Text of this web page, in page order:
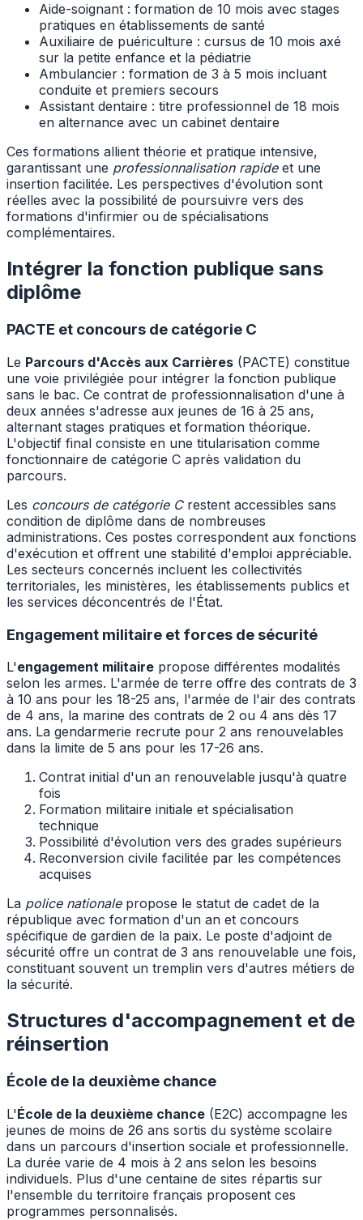
Aide-soignant : formation de 10 mois avec stages
pratiques en établissements de santé
Auxiliaire de puériculture : cursus de 10 mois axé
sur la petite enfance et la pédiatrie
Ambulancier : formation de 3 à 5 mois incluant
conduite et premiers secours
Assistant dentaire : titre professionnel de 18 mois
en alternance avec un cabinet dentaire
Ces formations allient théorie et pratique intensive,
garantissant une professionnalisation rapideet une
insertion facilitée. Les perspectives d'évolution sont
réelles avec la possibilité de poursuivre vers des
formations d'infirmier ou de spécialisations
complémentaires.
Intégrer la fonction publique sans
diplôme
PACTE et concours de catégorie C
Le Parcours d'Accès aux Carrières (PACTE) constitue
une voie privilégiée pour intégrer la fonction publique
sans le bac. Ce contrat de professionnalisation d'une à
deux années s'adresse aux jeunes de 16 à 25 ans,
alternant stages pratiques et formation théorique.
L'objectif final consiste en une titularisation comme
fonctionnaire de catégorie C après validation du
parcours.
Les concours de catégorie Crestent accessibles sans
condition de diplôme dans de nombreuses
administrations. Ces postes correspondent aux fonctions
d'exécution et offrent une stabilité d'emploi appréciable.
Les secteurs concernés incluent les collectivités
territoriales, les ministères, les établissements publics et
les services déconcentrés de l'État.
Engagement militaire et forces de sécurité
L'engagement militaire propose différentes modalités
selon les armes. L'armée de terre offre des contrats de 3
à 10 ans pour les 18-25 ans, l'armée de l'air des contrats
de 4 ans, la marine des contrats de 2 ou 4 ans dès 17
ans. La gendarmerie recrute pour 2 ans renouvelables
dans la limite de 5 ans pour les 17-26 ans.
Contrat initial d'un an renouvelable jusqu'à quatre
fois
Formation militaire initiale et spécialisation
technique
Possibilité d'évolution vers des grades supérieurs
Reconversion civile facilitée par les compétences
acquises
La police nationalepropose le statut de cadet de la
république avec formation d'un an et concours
spécifique de gardien de la paix. Le poste d'adjoint de
sécurité offre un contrat de 3 ans renouvelable une fois,
constituant souvent un tremplin vers d'autres métiers de
la sécurité.
Structures d'accompagnement et de
réinsertion
École de la deuxième chance
L'École de la deuxième chance (E2C) accompagne les
jeunes de moins de 26 ans sortis du système scolaire
dans un parcours d'insertion sociale et professionnelle.
La durée varie de 4 mois à 2 ans selon les besoins
individuels. Plus d'une centaine de sites répartis sur
l'ensemble du territoire français proposent ces
programmes personnalisés.